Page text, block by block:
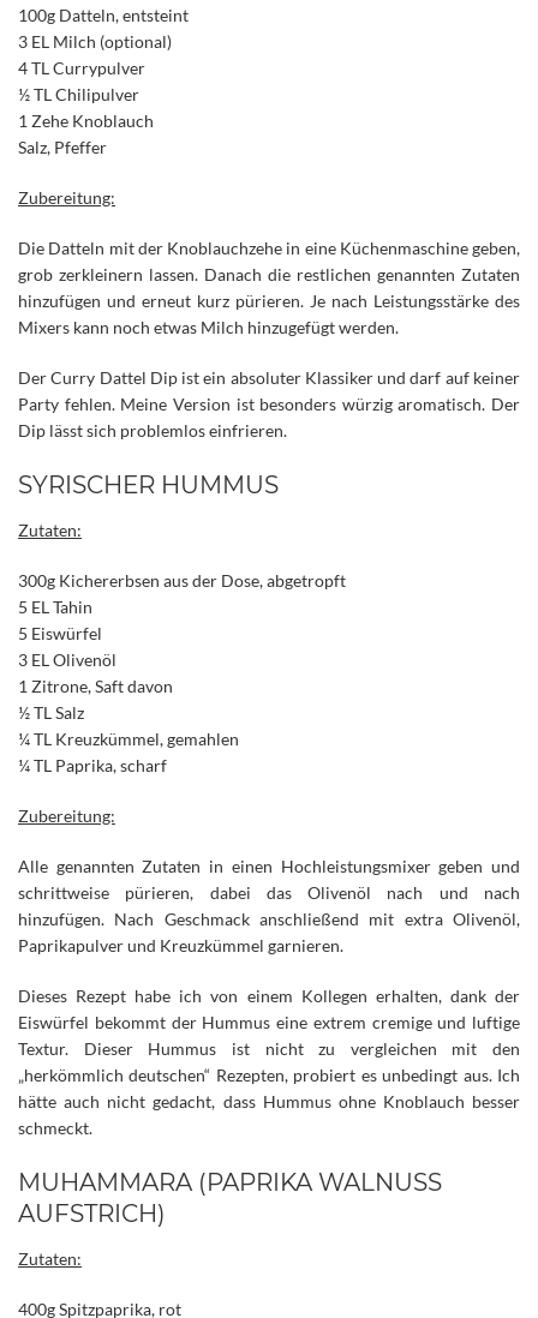
100g Datteln, entsteint
3 EL Milch (optional)
4 TL Currypulver
½ TL Chilipulver
1 Zehe Knoblauch
Salz, Pfeffer
Zubereitung:
Die Datteln mit der Knoblauchzehe in eine Küchenmaschine geben,
grob zerkleinern lassen. Danach die restlichen genannten Zutaten
hinzufügen und erneut kurz pürieren. Je nach Leistungsstärke des
Mixers kann noch etwas Milch hinzugefügt werden.
Der Curry Dattel Dip ist ein absoluter Klassiker und darf auf keiner
Party fehlen. Meine Version ist besonders würzig aromatisch. Der
Dip lässt sich problemlos einfrieren.
SYRISCHER HUMMUS
Zutaten:
300g Kichererbsen aus der Dose, abgetropft
5 EL Tahin
5 Eiswürfel
3 EL Olivenöl
1 Zitrone, Saft davon
½ TL Salz
¼ TL Kreuzkümmel, gemahlen
¼ TL Paprika, scharf
Zubereitung:
Alle genannten Zutaten in einen Hochleistungsmixer geben und
schrittweise pürieren, dabei das Olivenöl nach und nach
hinzufügen. Nach Geschmack anschließend mit extra Olivenöl,
Paprikapulver und Kreuzkümmel garnieren.
Dieses Rezept habe ich von einem Kollegen erhalten, dank der
Eiswürfel bekommt der Hummus eine extrem cremige und luftige
Textur. Dieser Hummus ist nicht zu vergleichen mit den
„herkömmlich deutschen“ Rezepten, probiert es unbedingt aus. Ich
hätte auch nicht gedacht, dass Hummus ohne Knoblauch besser
schmeckt.
MUHAMMARA (PAPRIKA WALNUSS
AUFSTRICH)
Zutaten:
400g Spitzpaprika, rot